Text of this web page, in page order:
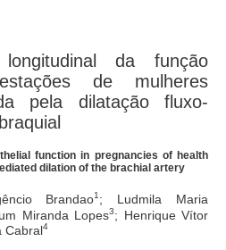
longitudinal da função
de mulheres
pela dilatação fluxo-
function in pregnancies of health
dilation of the brachial artery
Brandao1 ; Ludmila Maria
Miranda Lopes3; Henrique Vítor
Cabral4